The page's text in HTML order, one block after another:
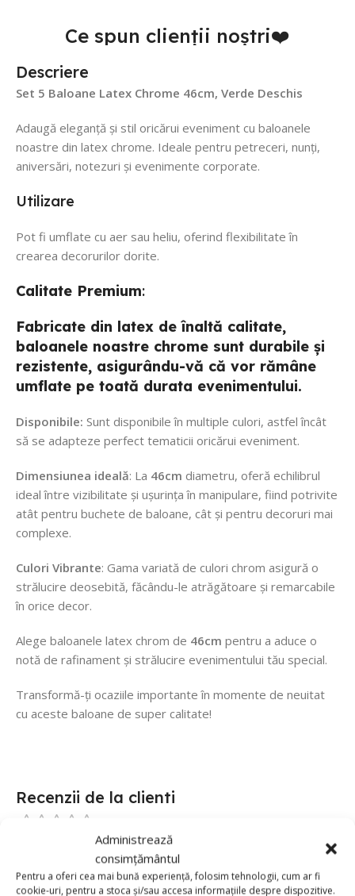
Administrează
consimțământul
Pentru a oferi cea mai bună experiență, folosim tehnologii, cum ar fi
cookie-uri, pentru a stoca și/sau accesa informațiile despre dispozitive.
Ce spun clienții noștri❤️
Descriere
Set 5 Baloane Latex Chrome 46cm, Verde Deschis
Adaugă eleganță și stil oricărui eveniment cu baloanele
noastre din latex chrome. Ideale pentru petreceri, nunți,
aniversări, notezuri și evenimente corporate.
Utilizare
Pot fi umflate cu aer sau heliu, oferind flexibilitate în
crearea decorurilor dorite.
Calitate Premium:
Fabricate din latex de înaltă calitate,
baloanele noastre chrome sunt durabile și
rezistente, asigurându-vă că vor rămâne
umflate pe toată durata evenimentului.
Disponibile: Sunt disponibile în multiple culori, astfel încât
să se adapteze perfect tematicii oricărui eveniment.
Dimensiunea ideală: La 46cm diametru, oferă echilibrul
ideal între vizibilitate și ușurința în manipulare, fiind potrivite
atât pentru buchete de baloane, cât și pentru decoruri mai
complexe.
Culori Vibrante: Gama variată de culori chrom asigură o
strălucire deosebită, făcându-le atrăgătoare și remarcabile
în orice decor.
Alege baloanele latex chrom de 46cm pentru a aduce o
notă de rafinament și strălucire evenimentului tău special.
Transformă-ți ocaziile importante în momente de neuitat
cu aceste baloane de super calitate!
Recenzii de la clienti
0